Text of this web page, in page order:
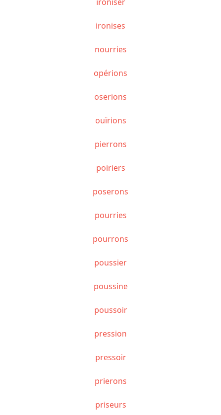
ironises
nourries
opérions
oserions
ouïrions
pierrons
poiriers
poserons
pourries
pourrons
poussier
poussine
poussoir
pression
pressoir
prierons
priseurs